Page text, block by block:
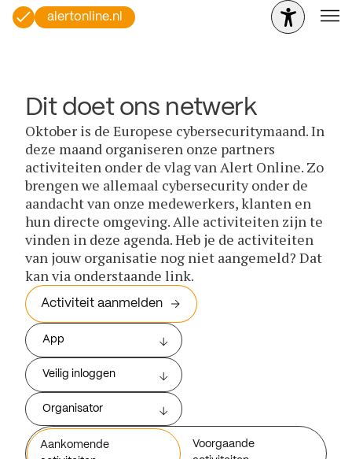
alertonline.nl
Dit doet ons netwerk
Oktober is de Europese cybersecuritymaand. In
deze maand organiseren onze partners
activiteiten onder de vlag van Alert Online. Zo
brengen we allemaal cybersecurity onder de
aandacht van onze medewerkers, klanten en
hun directe omgeving. Alle activiteiten zijn te
vinden in deze agenda. Heb je de activiteiten
van jouw organisatie nog niet aangemeld? Dat
kan via onderstaande link.
Activiteit aanmelden
App
Veilig inloggen
Organisator
Aankomende
Voorgaande